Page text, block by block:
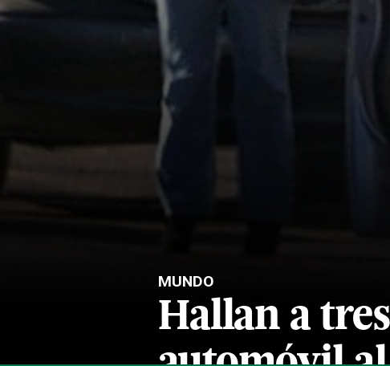
MUNDO
Hallan a